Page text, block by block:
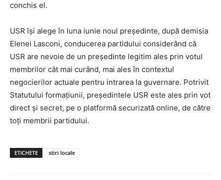
conchis el.
USR îşi alege în luna iunie noul preşedinte, după demisia
Elenei Lasconi, conducerea partidului considerând că
USR are nevoie de un preşedinte legitim ales prin votul
membrilor cât mai curând, mai ales în contextul
negocierilor actuale pentru intrarea la guvernare. Potrivit
Statutului formaţiunii, preşedintele USR este ales prin vot
direct şi secret, pe o platformă securizată online, de către
toţi membrii partidului.
ETICHETE stiri locale